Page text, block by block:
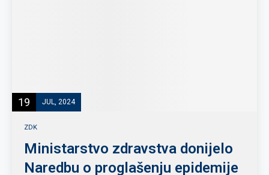
19 JUL, 2024
ZDK
Ministarstvo zdravstva donijelo
Naredbu o proglašenju epidemije